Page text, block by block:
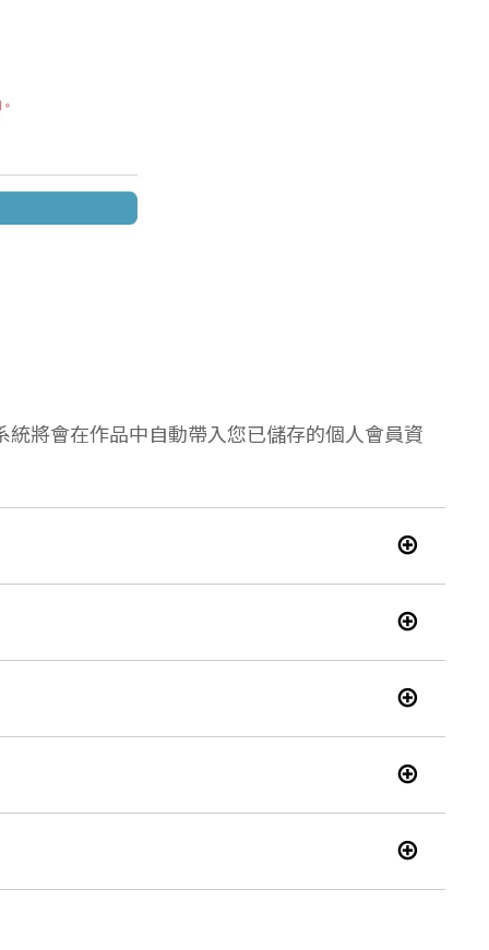
將會在作品中自動帶入您已儲存的個人會員資